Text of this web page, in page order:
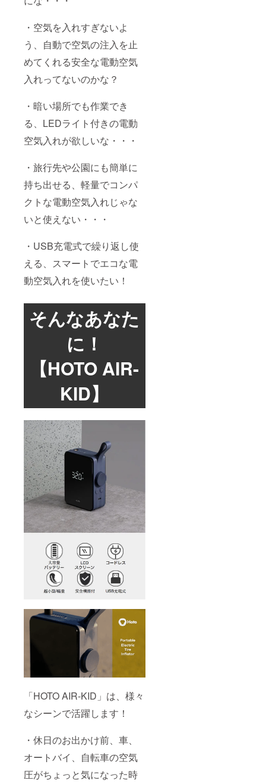
・空気を入れすぎないよ
う、自動で空気の注入を止
めてくれる安全な電動空気
入れってないのかな？
・暗い場所でも作業でき
る、LEDライト付きの電動
空気入れが欲しいな・・・
・旅行先や公園にも簡単に
持ち出せる、軽量でコンパ
クトな電動空気入れじゃな
いと使えない・・・
・USB充電式で繰り返し使
える、スマートでエコな電
動空気入れを使いたい！
そんなあなた
に！
【HOTO AIR-
KID】
「HOTO AIR-KID」は、様々
なシーンで活躍します！
・休日のお出かけ前、車、
オートバイ、自転車の空気
圧がちょっと気になった時